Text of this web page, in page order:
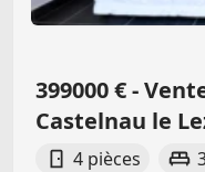
399000 € -
Castelnau le
4 pièces